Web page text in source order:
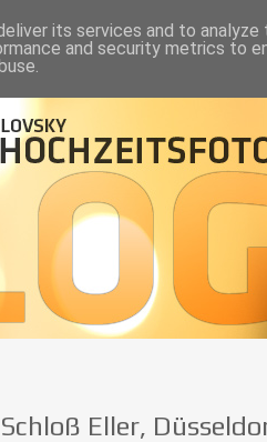
Eller,
its services and to analyze
and security metrics to